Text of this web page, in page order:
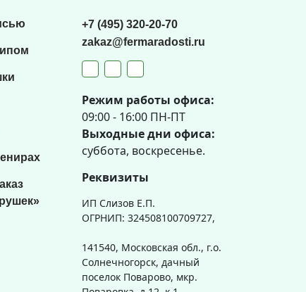
+7 (495) 320-20-70
zakaz@fermaradosti.ru
Режим работы офиса:
09:00 - 16:00 ПН-ПТ
Выходные дни офиса:
суббота, воскресенье.
Реквизиты
ИП Слизов Е.П.
ОГРНИП: 324508100709727,
141540, Московская обл., г.о.
Солнечногорск, дачный
поселок Поварово, мкр.